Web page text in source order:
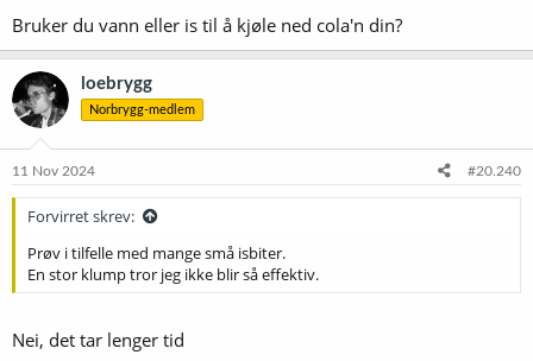
Bruker du vann eller is til å kjøle ned cola'n din?
loebrygg
Norbrygg-medlem
11 Nov 2024 #20.240
Forvirret skrev:
Prøv i tilfelle med mange små isbiter.
En stor klump tror jeg ikke blir så effektiv.
Nei, det tar lenger tid